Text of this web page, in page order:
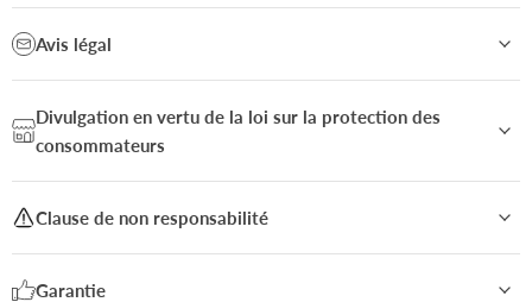
Avis légal
Divulgation en vertu de la loi sur la protection des
consommateurs
Clause de non responsabilité
Garantie